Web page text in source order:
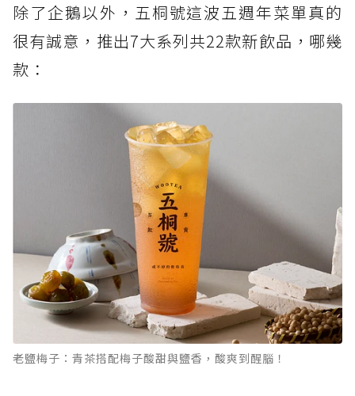
除了企鵝以外，五桐號這波五週年菜單真的
很有誠意，推出7大系列共22款新飲品，哪幾
款：
老鹽梅子：青茶搭配梅子酸甜與鹽香，酸爽到醒腦！